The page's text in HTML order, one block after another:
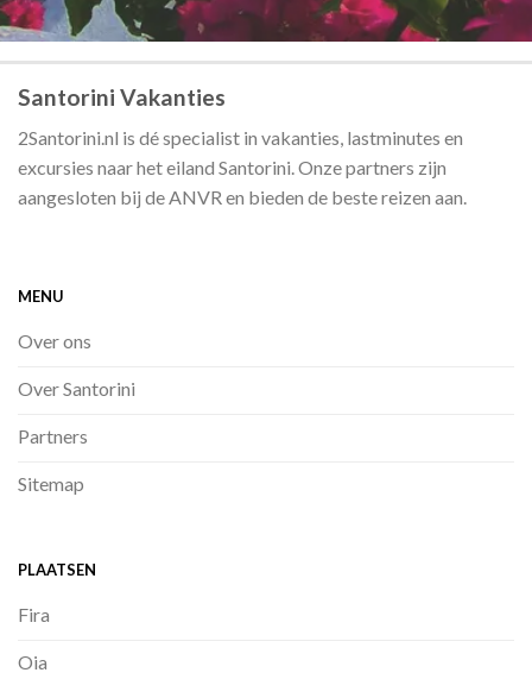
Santorini Vakanties
2Santorini.nl is dé specialist in vakanties, lastminutes en
excursies naar het eiland Santorini. Onze partners zijn
aangesloten bij de ANVR en bieden de beste reizen aan.
MENU
Over ons
Over Santorini
Partners
Sitemap
PLAATSEN
Fira
Oia